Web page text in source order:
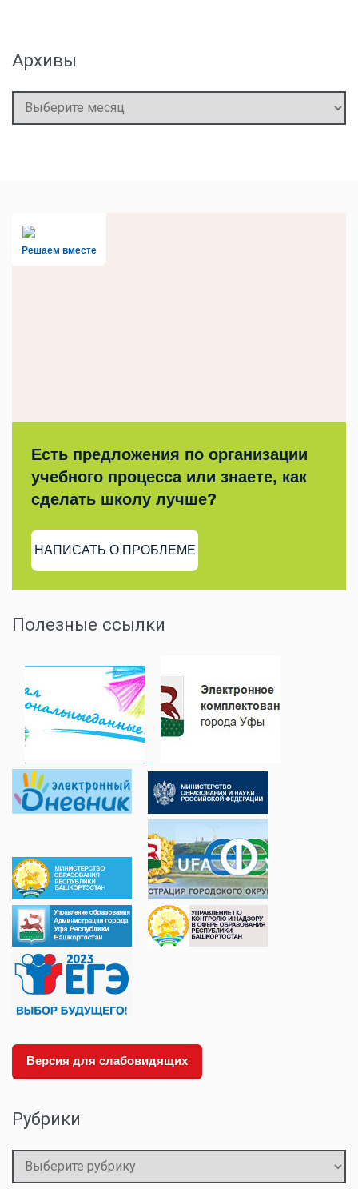
Архивы
Архивы
Решаем вместе
Есть предложения по организации
учебного процесса или знаете, как
сделать школу лучше?
НАПИСАТЬ О ПРОБЛЕМЕ
Полезные ссылки
Версия для слабовидящих
Рубрики
Рубрики